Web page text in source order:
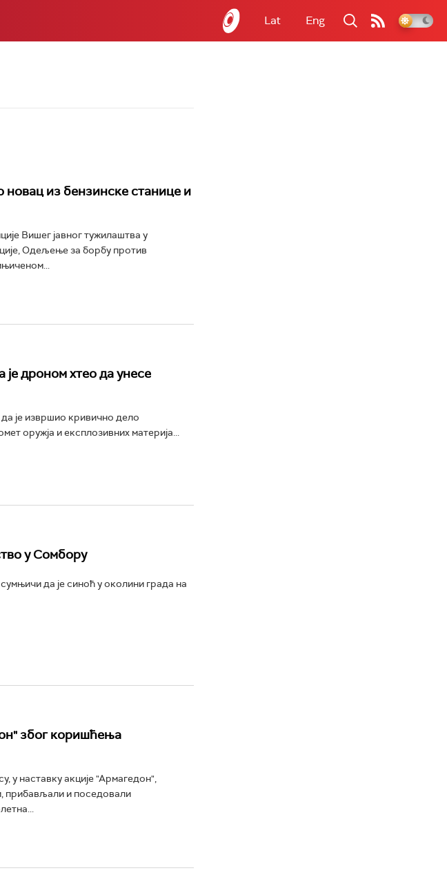
Lat Eng
из бензинске станице и
Вишег јавног тужилаштва у
Одељење за борбу против
дроном хтео да унесе
је извршио кривично дело
оружја и експлозивних материја...
у Сомбору
да је синоћ у околини града на
због коришћења
у наставку акције "Армагедон",
прибављали и поседовали